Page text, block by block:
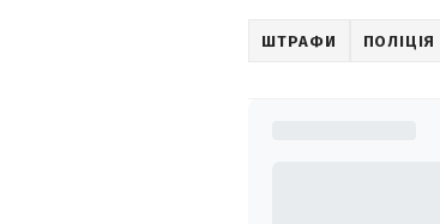
ШТРАФИ ПОЛІЦІЯ